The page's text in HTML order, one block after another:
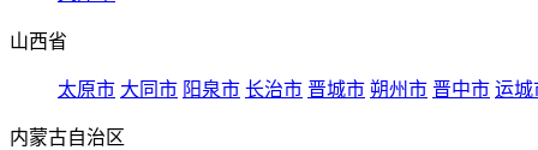
山西省
太原市 大同市 阳泉市 长治市 晋城市 朔州市 晋中市 运城
内蒙古自治区